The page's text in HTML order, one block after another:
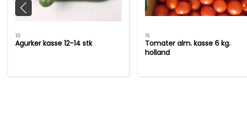
10
Agurker kasse 12-14 stk
15
Tomater alm. kasse 6 kg.
holland